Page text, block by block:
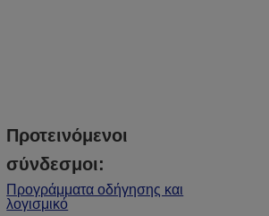
Προτεινόμενοι
σύνδεσμοι:
Προγράμματα οδήγησης και
λογισμικό